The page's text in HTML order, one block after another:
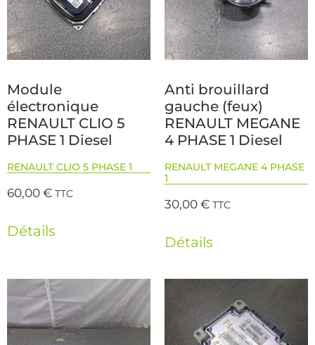
Module
électronique
RENAULT CLIO 5
PHASE 1 Diesel
RENAULT CLIO 5 PHASE 1
60,00€ TTC
Détails
Anti brouillard
gauche (feux)
RENAULT MEGANE
4 PHASE 1 Diesel
RENAULT MEGANE 4 PHASE
1
30,00€ TTC
Détails